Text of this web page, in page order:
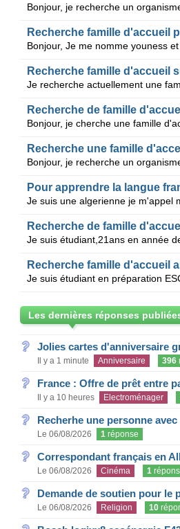
Recherche famille d'accueil
Recherche famille d'accueil
Recherche de famille
Recherche une famille
Pour apprendre la langue
Recherche de famille
Recherche famille d'accueil
Les dernières réponses
Jolies cartes d'anniversaire
Il y a 1 minute Anniversaire 396
France : Offre de prêt entre
Il y a 10 heures Electroménager
Recherhe une personne
Le 06/08/2026 1réponse
Correspondant français en
Le 06/08/2026 Cinéma 1
Demande de soutien pour le
Le 06/08/2026 Religion 10